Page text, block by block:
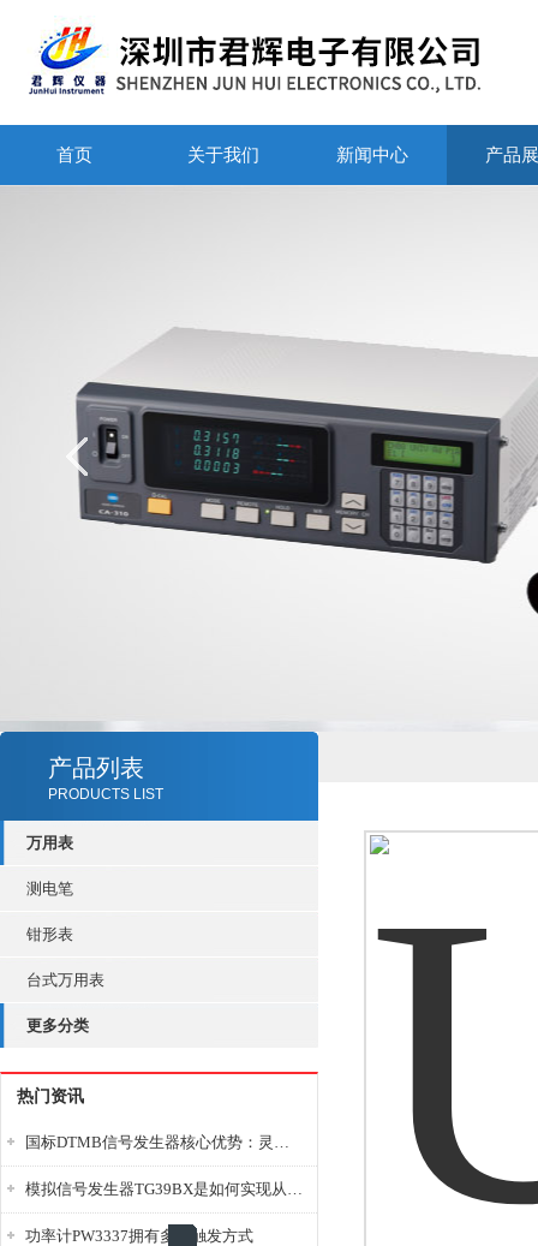
首页 关于我们 新闻中心 产品
产品列表
PRODUCTS LIST
万用表
测电笔
钳形表
台式万用表
更多分类
热门资讯
国标DTMB信号发生器核心优势：灵活性与准确性的结合
模拟信号发生器TG39BX是如何实现从直流到交流的波形转换?
功率计PW3337拥有多种触发方式